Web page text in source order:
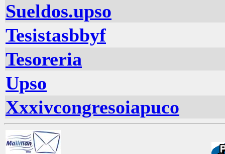
Sueldos.upso
Tesistasbbyf
Tesoreria
Upso
Xxxivcongresoiapuco